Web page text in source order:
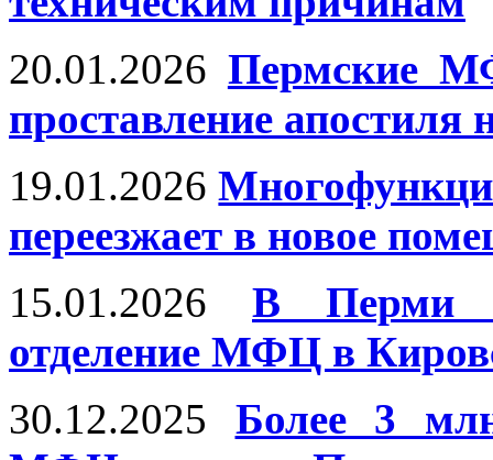
20.01.2026 Пермские
проставление
19.01.2026
переезжает в новое
15.01.2026
В Перми
отделение МФЦ в
30.12.2025
Более 3